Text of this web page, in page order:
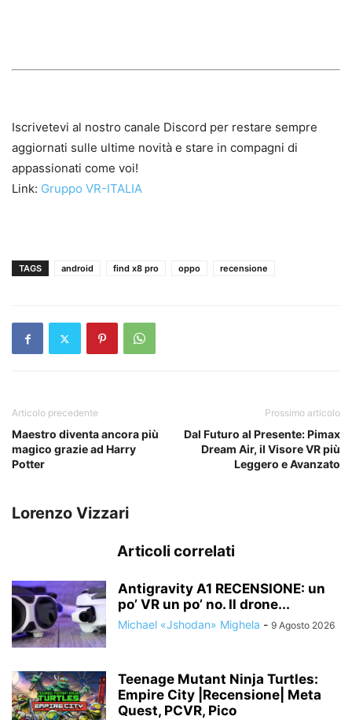
Iscrivetevi al nostro canale Discord per restare sempre
aggiornati sulle ultime novità e stare in compagni di
appassionati come voi!
Link: Gruppo VR-ITALIA
TAGS android find x8 pro oppo recensione
Articolo precedente
Maestro diventa ancora più
magico grazie ad Harry
Potter
Prossimo articolo
Dal Futuro al Presente: Pimax
Dream Air, il Visore VR più
Leggero e Avanzato
Lorenzo Vizzari
Articoli correlati
Antigravity A1 RECENSIONE: un
po’ VR un po’ no. Il drone...
Michael «Jshodan» Mighela - 9 Agosto 2026
Teenage Mutant Ninja Turtles:
Empire City |Recensione| Meta
Quest, PCVR, Pico